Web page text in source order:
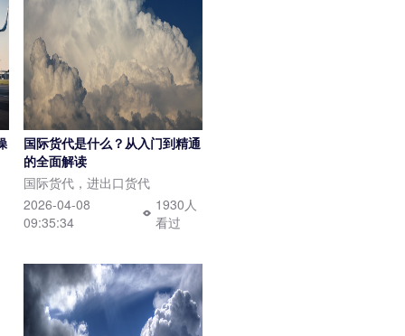
国际货代是什么？从入门到精通
的全面解读
国际货代，进出口货代
2026-04-08
09:35:34
1930人
看过